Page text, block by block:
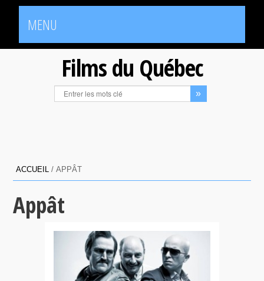
MENU
Films du Québec
ACCUEIL /APPÂT
Appât